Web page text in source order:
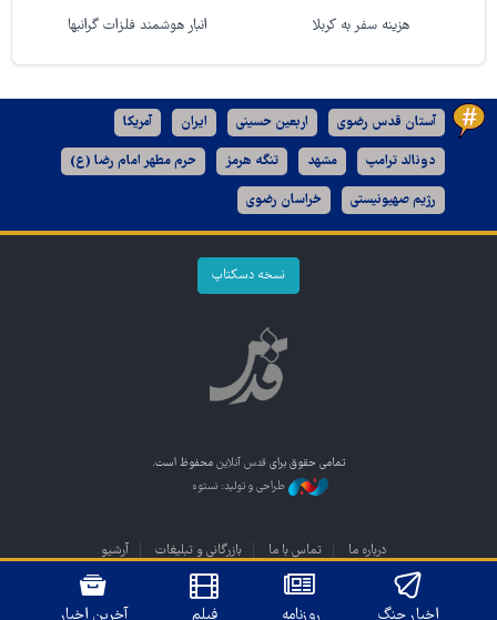
هزینه سفر به کربلا انبار هوشمند فلزات گرانبها
آستان قدس رضوی اربعین حسینی ایران آمریکا
دونالد ترامپ مشهد تنگه هرمز حرم مطهر امام رضا (ع)
رژیم صهیونیستی خراسان رضوی
نسخه دسکتاپ
تمامی حقوق برای قدس آنلاین محفوظ است.
طراحی و تولید: نستوه
درباره ما تماس با ما بازرگانی و تبلیغات آرشیو
اخبار جنگ روزنامه فیلم آخرین اخبار